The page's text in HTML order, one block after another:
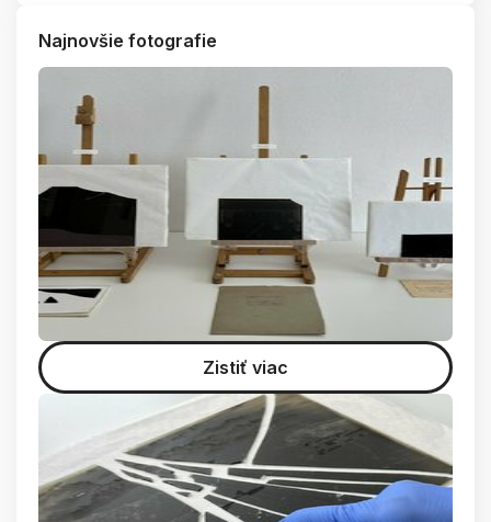
Najnovšie fotografie
Zistiť viac